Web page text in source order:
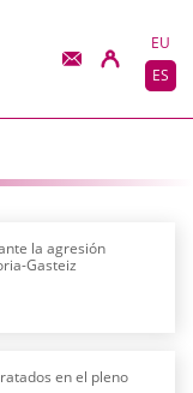
EU
ES
la agresión
Gasteiz
en el pleno